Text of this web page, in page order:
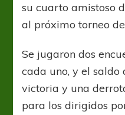
su cuarto amistoso
al próximo torneo
Se jugaron dos
cada uno, y el saldo
victoria y una
para los dirigidos